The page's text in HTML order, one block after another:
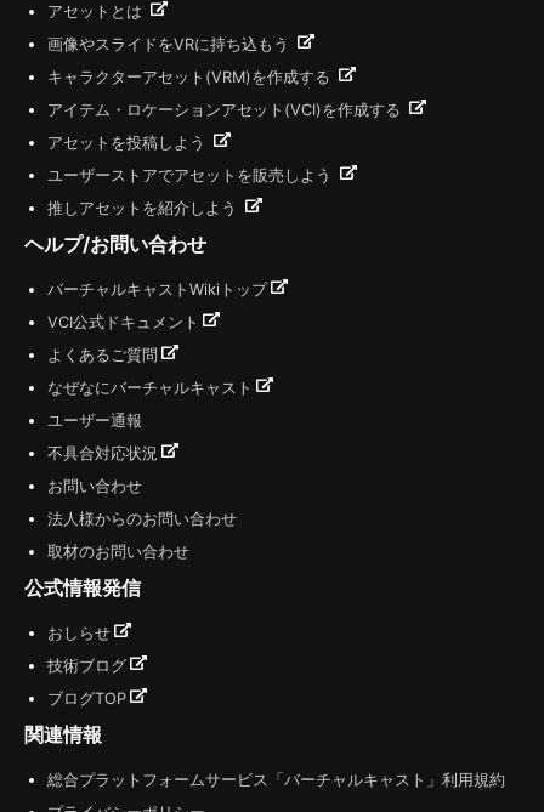
アセットとは
画像やスライドをVRに持ち込もう
キャラクターアセット(VRM)を作成する
アイテム・ロケーションアセット(VCI)を作成する
アセットを投稿しよう
ユーザーストアでアセットを販売しよう
推しアセットを紹介しよう
ヘルプ/お問い合わせ
バーチャルキャストWikiトップ
VCI公式ドキュメント
よくあるご質問
なぜなにバーチャルキャスト
ユーザー通報
不具合対応状況
お問い合わせ
法人様からのお問い合わせ
取材のお問い合わせ
公式情報発信
おしらせ
技術ブログ
ブログTOP
関連情報
総合プラットフォームサービス「バーチャルキャスト」利用規約